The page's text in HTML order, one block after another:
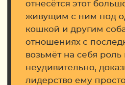
отнесётся этот
живущим с ним под
кошкой и другим
отношениях с
возьмёт на себя роль
неудивительно,
лидерство ему